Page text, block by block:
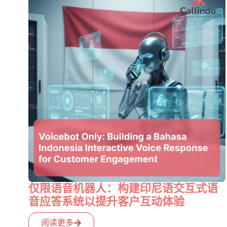
仅限语音机器人：构建印尼语交互式语
音应答系统以提升客户互动体验
阅读更多